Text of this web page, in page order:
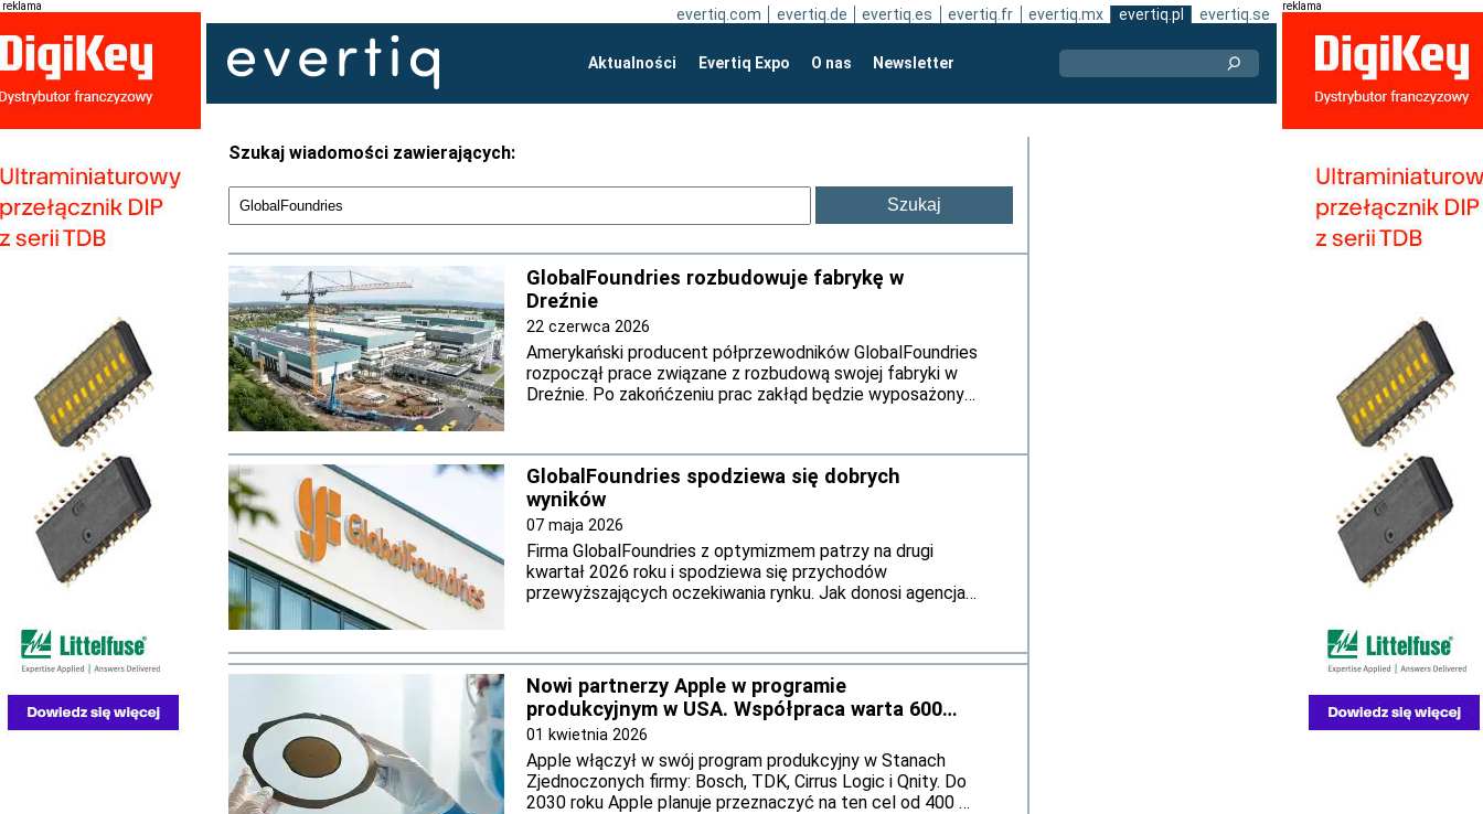
reklama evertiq.com evertiq.de evertiq.es evertiq.fr evertiq.mx evertiq.pl evertiq.se
Aktualności Evertiq Expo O nas Newsletter
Szukaj wiadomości zawierających:
GlobalFoundries rozbudowuje fabrykę w
Dreźnie
22 czerwca 2026
Amerykański producent półprzewodników GlobalFoundries
rozpoczął prace związane z rozbudową swojej fabryki w
Dreźnie. Po zakońćzeniu prac zakłąd będzie wyposażony
technologii układów scalonych, takich jak 22FDX.
GlobalFoundries spodziewa się dobrych
wyników
07 maja 2026
Firma GlobalFoundries z optymizmem patrzy na drugi
kwartał 2026 roku i spodziewa się przychodów
przewyższających oczekiwania rynku. Jak donosi agencja
przeznaczone dla centrów danych.
Nowi partnerzy Apple w programie
produkcyjnym w USA. Współpraca warta 600
mln USD
01 kwietnia 2026
Apple włączył w swój program produkcyjny w Stanach
Zjednoczonych firmy: Bosch, TDK, Cirrus Logic i Qnity. Do
2030 roku Apple planuje przeznaczyć na ten cel od 400 d0
reklama